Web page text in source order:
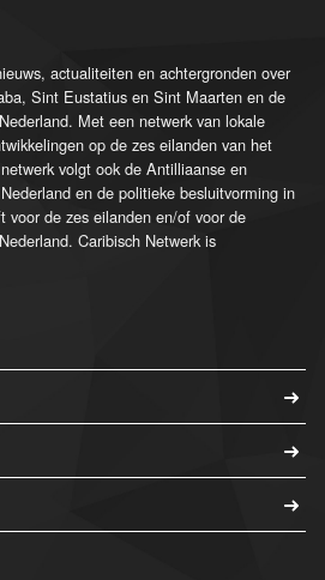
actualiteiten en achtergronden over
Sint Eustatius en Sint Maarten en de
Met een netwerk van lokale
op de zes eilanden van het
volgt ook de Antilliaanse en
en de politieke besluitvorming in
voor de zes eilanden en/of voor de
Caribisch Netwerk is